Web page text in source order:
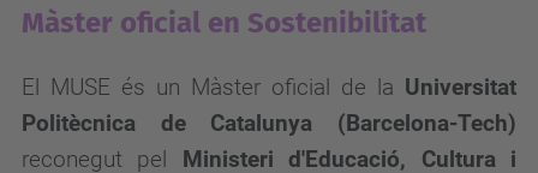
Màster oficial en Sostenibilitat
El MUSE és un Màster oficial de la Universitat
Politècnica de Catalunya (Barcelona-Tech)
reconegut pel
Ministeri d'Educació, Cultura i